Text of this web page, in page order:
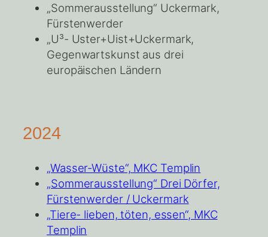
„Sommerausstellung“ Uckermark,
Fürstenwerder
„U³- Uster+Uist+Uckermark,
Gegenwartskunst aus drei
europäischen Ländern
2024
„Wasser-Wüste“, MKC Templin
„Sommerausstellung“ Drei Dörfer,
Fürstenwerder / Uckermark
„Tiere- lieben, töten, essen“, MKC
Templin